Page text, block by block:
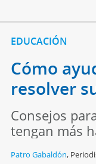
EDUCACIÓN
Cómo
resolver
Consejos
tengan más
Patro Gabaldón,